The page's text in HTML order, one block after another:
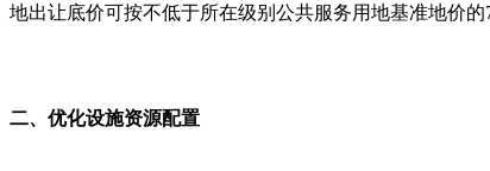
地出让底价可按不低于所在级别公共服务用地基准地价的
二、优化设施资源配置